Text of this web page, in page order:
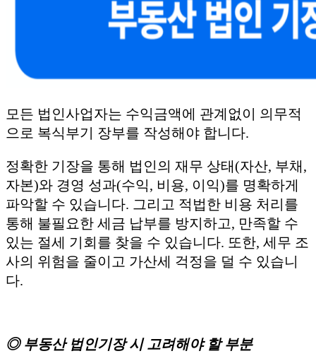
모든 법인사업자는 수익금액에 관계없이 의무적
으로 복식부기 장부를 작성해야 합니다.
정확한 기장을 통해 법인의 재무 상태(자산, 부채,
자본)와 경영 성과(수익, 비용, 이익)를 명확하게
파악할 수 있습니다. 그리고 적법한 비용 처리를
통해 불필요한 세금 납부를 방지하고, 만족할 수
있는 절세 기회를 찾을 수 있습니다. 또한, 세무 조
사의 위험을 줄이고 가산세 걱정을 덜 수 있습니
다.
◎ 부동산 법인기장 시 고려해야 할 부분